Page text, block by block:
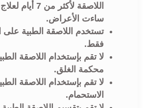
اللاصقة لأكثر من 7
ساءت الأعراض.
تستخدم اللاصقة الطبية على
فقط.
لا تقم بإستخدام اللاصقة
محكمة الغلق.
لا تقم بإستخدام اللاصقة
الاستحمام.